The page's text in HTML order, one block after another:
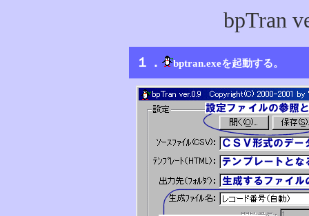
bpTran
１． bptran.exeを起動する。